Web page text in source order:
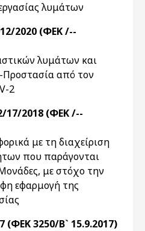
λυμάτων
2020 (ΦΕΚ /--
λυμάτων και
από τον
2
17/2018 (ΦΕΚ /--
με τη διαχείριση
που παράγονται
με στόχο την
εφαρμογή της
(ΦΕΚ 3250/Β` 15.9.2017)